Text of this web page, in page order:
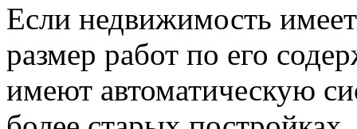
Если недвижимость
размер работ по его
имеют автоматическую